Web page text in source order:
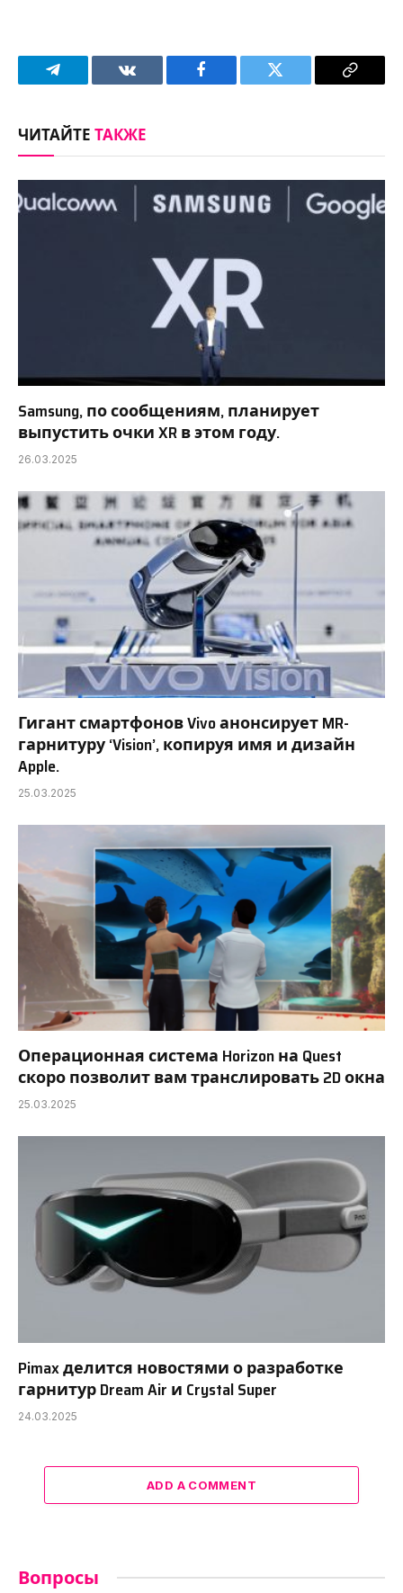
Telegram VKontakteFacebook Twitter
Copy
ЧИТАЙТЕТАКЖЕ
Samsung, по сообщениям, планирует
выпустить очки XR в этом году.
26.03.2025
Гигант смартфонов Vivo анонсирует MR-
гарнитуру ‘Vision’, копируя имя и дизайн
Apple.
25.03.2025
Операционная система Horizon на Quest
скоро позволит вам транслировать 2D окна
25.03.2025
Pimax делится новостями о разработке
гарнитур Dream Air и Crystal Super
24.03.2025
ADD A COMMENT
Вопросы